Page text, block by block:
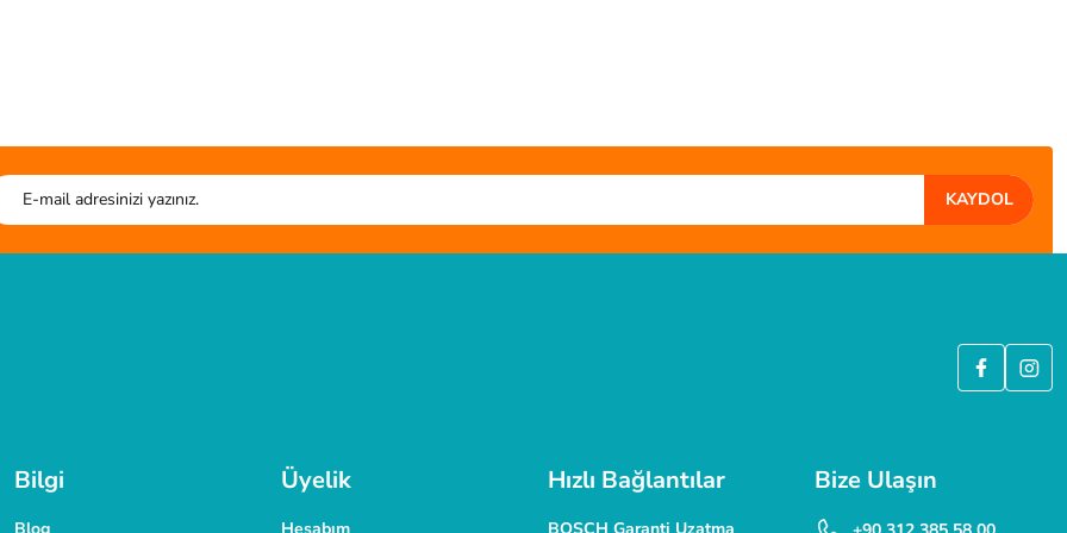
kesim tahtası sistem çantası harika.
HIZLI GÖNDERİ KAYDOL
Bilgi
Blog
Üyelik
Hesabım
Hızlı Bağlantılar
BOSCH Garanti Uzatma
Bize Ulaşın